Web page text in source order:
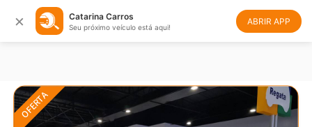
× Catarina Carros
Seu próximo veículo está aqui!
ABRIR APP
Ordenar
OFERTA